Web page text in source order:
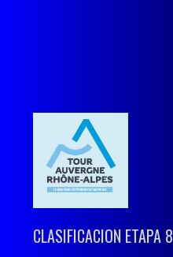
CLASIFICACION ETAPA 8